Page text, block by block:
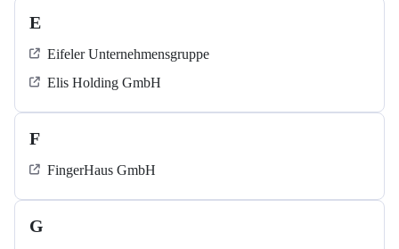
E
Eifeler Unternehmensgruppe
Elis Holding GmbH
F
FingerHaus GmbH
G